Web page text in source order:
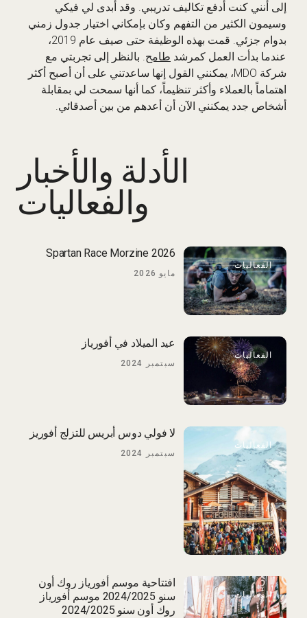
إلى أنني كنت أدفع تكاليف تدريبي. وقد أبدى لي فيكي
وسيمون الكثير من التفهم وكان بإمكاني اختيار جدول زمني
بدوام جزئي. قمت بهذه الوظيفة حتى صيف عام 2019،
عندما بدأت العمل كمرشد طامح. بالنظر إلى تجربتي مع
شركة MDO، يمكنني القول إنها ساعدتني على أن أصبح أكثر
اهتماماً بالعملاء وأكثر تنظيماً، كما أنها سمحت لي بمقابلة
أشخاص جدد يمكنني الآن أن أعدهم من بين أصدقائي.
الأدلة والأخبار
والفعاليات
الفعاليات
Spartan Race Morzine 2026
مايو 2026
الفعاليات
عيد الميلاد في أفورياز
سبتمبر 2024
الفعاليات
لا فولي دوس أبريس للتزلج أفوريز
سبتمبر 2024
الفعاليات
افتتاحية موسم أفورياز روك أون
سنو 2024/2025 موسم أفورياز
روك أون سنو 2024/2025